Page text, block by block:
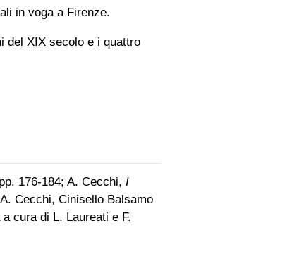
in voga a Firenze.
del XIX secolo e i quattro
176-184; A. Cecchi,I
Cecchi, Cinisello Balsamo
cura di L. Laureati e F.